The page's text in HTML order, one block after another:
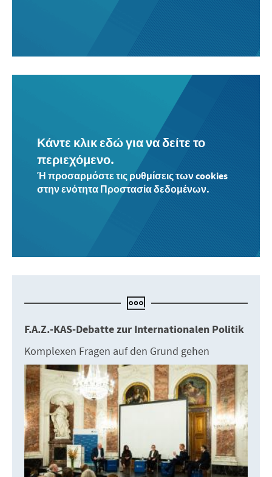
Κάντε κλικ εδώ για να δείτε το
περιεχόμενο.
Ή προσαρμόστε τις ρυθμίσεις των cookies
στην ενότητα Προστασία δεδομένων.
F.A.Z.-KAS-Debatte zur Internationalen Politik
Komplexen Fragen auf den Grund gehen